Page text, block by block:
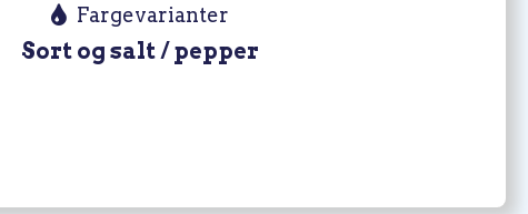
Fargevarianter
Sort og salt / pepper